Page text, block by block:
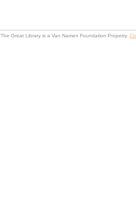
The Great Library is a Van Namen Foundation Property.